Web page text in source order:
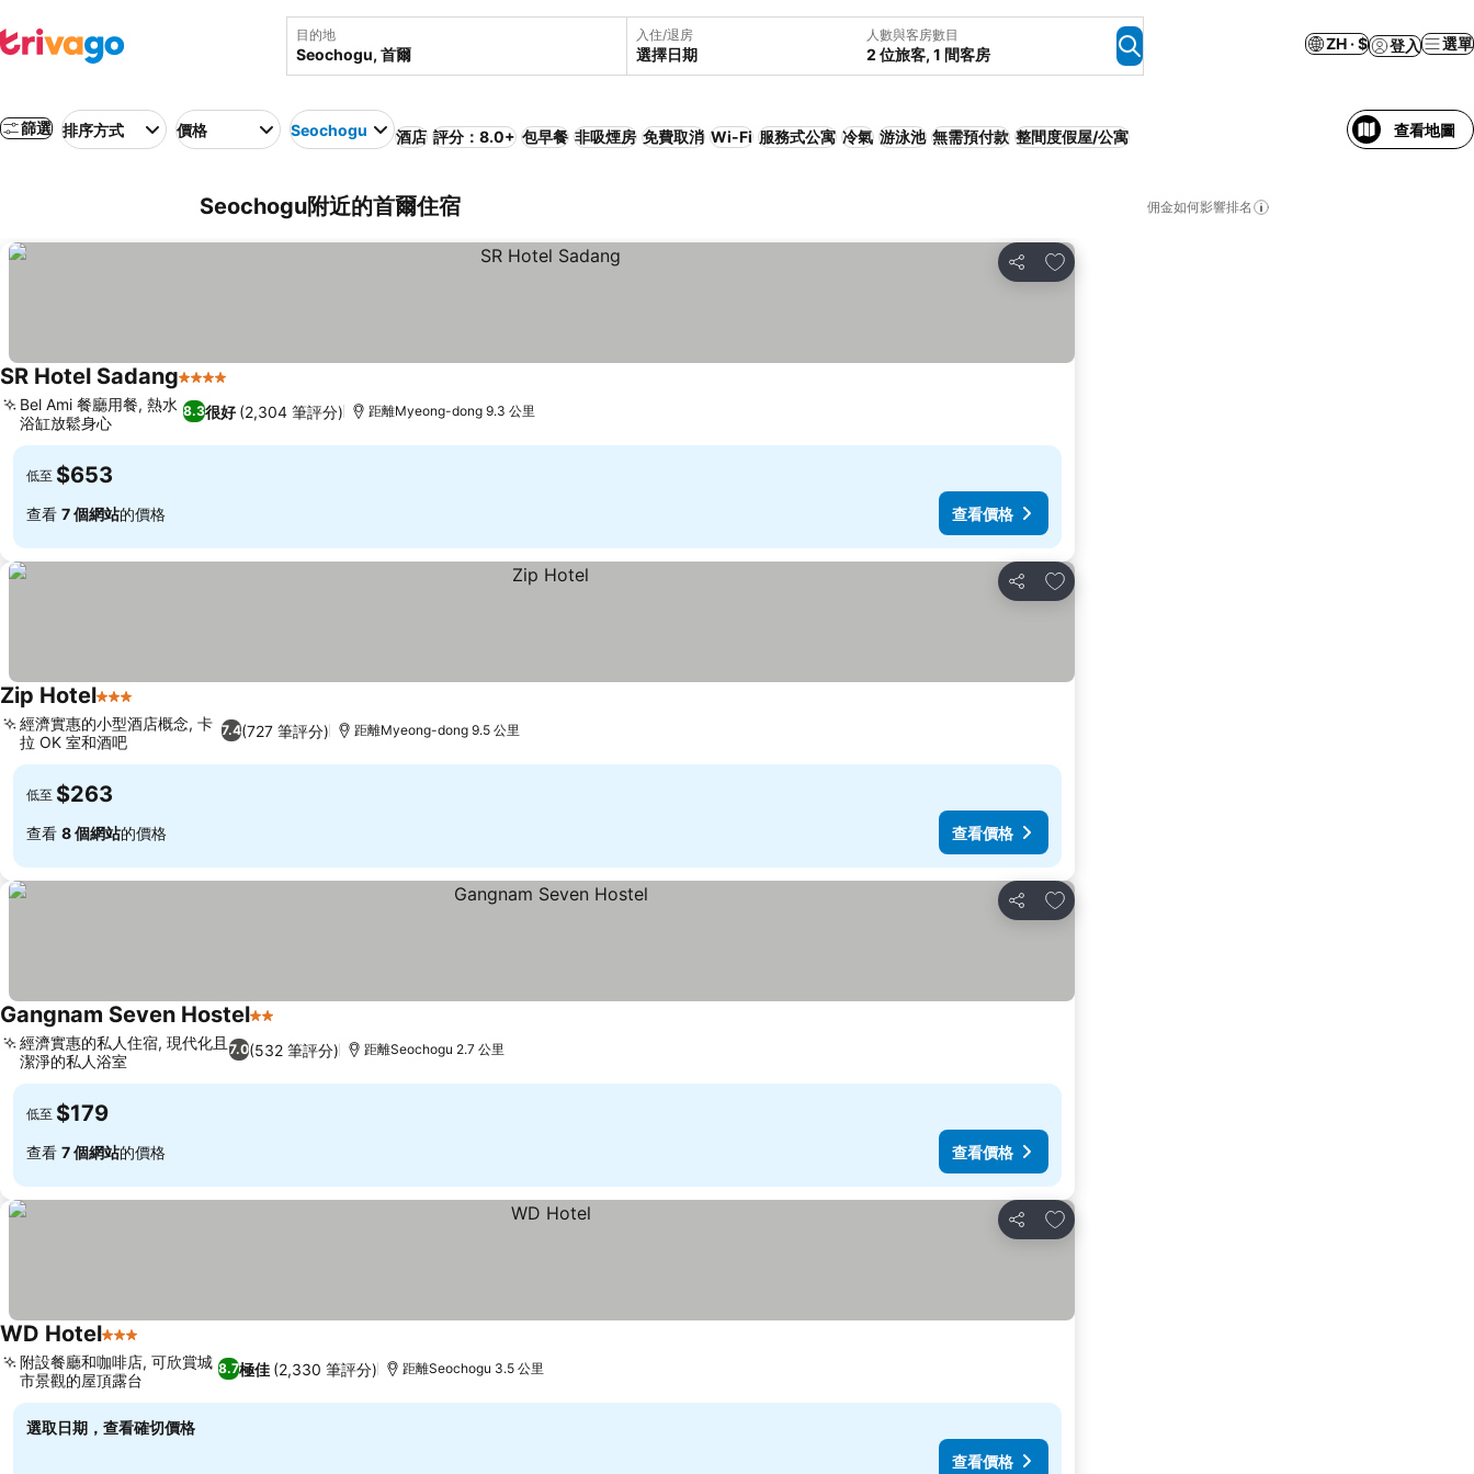
目的地 入住/退房
選擇日期
人數與客房數目
2 位旅客, 1 間客房
ZH · $ 登入 選單
篩選 排序方式 價格 Seochogu 酒店 評分：8.0+ 包早餐 非吸煙房 免費取消 Wi-Fi 服務式公寓 冷氣 游泳池 無需預付款 整間度假屋/公寓 查看地圖
Seochogu附近的首爾住宿 佣金如何影響排名
分享
放到收藏夾
SR Hotel Sadang4 星級
8.3很好 (2,304 筆評分)
Bel Ami 餐廳用餐, 熱水
浴缸放鬆身心
距離Myeong-dong 9.3 公里
低至 $653
查看 7 個網站的價格 查看價格
分享
放到收藏夾
Zip Hotel3 星級
7.4(727 筆評分)
經濟實惠的小型酒店概念, 卡
拉 OK 室和酒吧
距離Myeong-dong 9.5 公里
低至 $263
查看 8 個網站的價格 查看價格
分享
放到收藏夾
Gangnam Seven Hostel2 星級
7.0(532 筆評分)
經濟實惠的私人住宿, 現代化且
潔淨的私人浴室
距離Seochogu 2.7 公里
低至 $179
查看 7 個網站的價格 查看價格
分享
放到收藏夾
WD Hotel3 星級
8.7極佳 (2,330 筆評分)
附設餐廳和咖啡店, 可欣賞城
市景觀的屋頂露台
距離Seochogu 3.5 公里
選取日期，查看確切價格
查看價格